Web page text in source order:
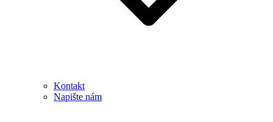
Kontakt
Napište nám